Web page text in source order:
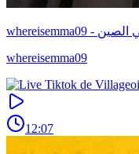
whereisemma09
12:07